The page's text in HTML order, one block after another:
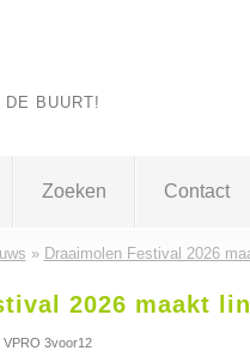
BUURT!
Zoeken Contact
» Draaimolen Festival 2026
2026 maakt
3voor12